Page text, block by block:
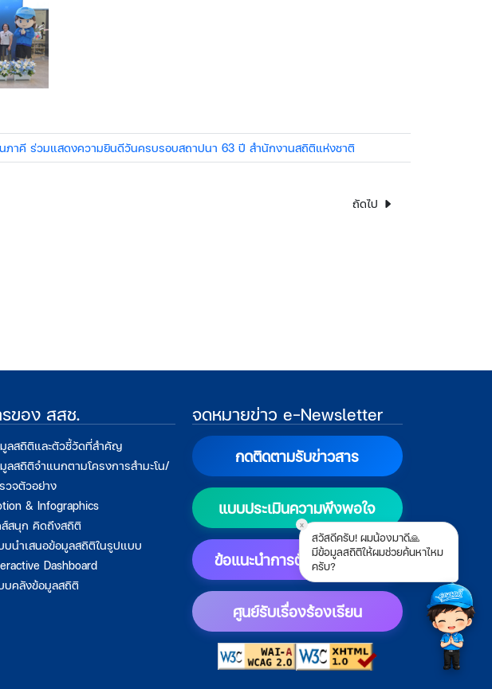
ภาคี ร่วมแสดงความยินดีวันครบรอบสถาปนา 63 ปี สำนักงานสถิติแห่งชาติ
ถัดไป
x
สวัสดีครับ! ผมน้องมาดี🙏
มีข้อมูลสถิติให้ผมช่วยค้นหาไหม
ครับ?
ของ สสช.
ลสถิติและตัวชี้วัดที่สำคัญ
ลสถิติจำแนกตามโครงการสำมะโน/
วจตัวอย่าง
& Infographics
สนุก คิดถึงสถิติ
บนำเสนอข้อมูลสถิติในรูปแบบ
Dashboard
บคลังข้อมูลสถิติ
จดหมายข่าว e-Newsletter
กดติดตามรับข่าวสาร
แบบประเมินความพึงพอใจ
ข้อแนะนำการตั้งค่าแสดงผล
ศูนย์รับเรื่องร้องเรียน